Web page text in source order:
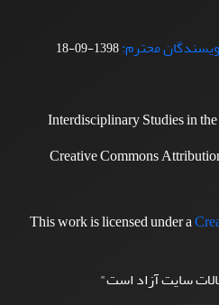
محترم:1398-09-18
Interdisciplinary Studies in
Creative Commons
This work is licensed under a
سایت آزاد است"